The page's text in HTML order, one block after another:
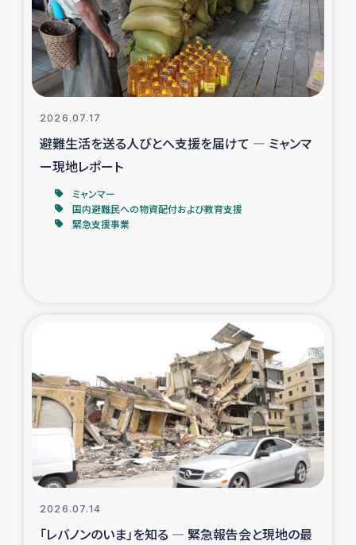
2026.07.17
避難生活を送る人びとへ支援を届けて ― ミャンマ
ー現地レポート
ミャンマー
国内避難民への物資配付および教育支援
緊急支援事業
2026.07.14
「レバノンのいま」を知る ― 緊急報告会と現地の最